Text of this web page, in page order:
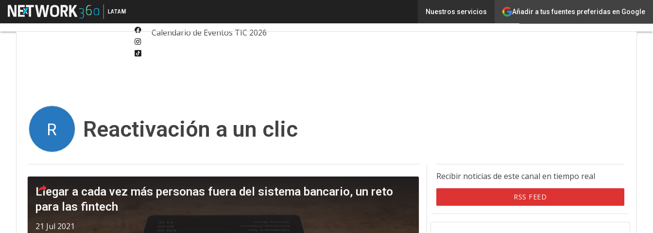
Añadir a tus fuentes preferidas en Google
Nuestros servicios
Menú
Facebook
Ciberseguridad
Calendario de Eventos TIC 2026
R Reactivación a un clic
Llegar a cada vez más personas fuera del sistema bancario, un reto
para las fintech
21 Jul 2021
Recibir noticias de este canal en tiempo real
RSS FEED